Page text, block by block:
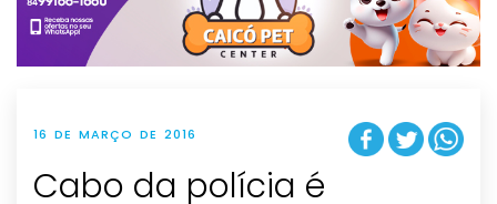
i
o
n
16 DE MARÇO DE 2016
Cabo da polícia é